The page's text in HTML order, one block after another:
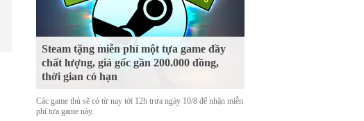
Steam tặng miễn phí một tựa game đầy
chất lượng, giá gốc gần 200.000 đồng,
thời gian có hạn
Các game thủ sẽ có từ nay tới 12h trưa ngày 10/8 để nhận miễn
phí tựa game này.